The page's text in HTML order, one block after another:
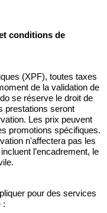
conditions de
(XPF), toutes taxes
de la validation de
se réserve le droit de
prestations seront
Les prix peuvent
promotions spécifiques.
n'affectera pas les
l’encadrement, le
pour des services
: